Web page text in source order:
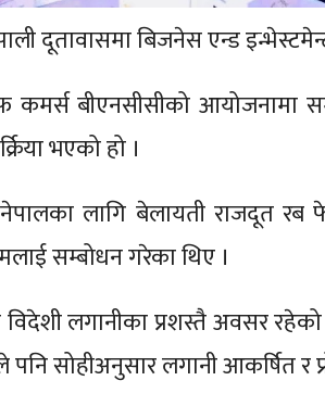
दूतावासमा बिजनेस एन्ड
बीएनसीसीको आयोजनामा
भएको हो ।
लागि बेलायती राजदूत
सम्बोधन गरेका थिए ।
लगानीका प्रशस्तै अवसर
सोहीअनुसार लगानी आकर्षित र